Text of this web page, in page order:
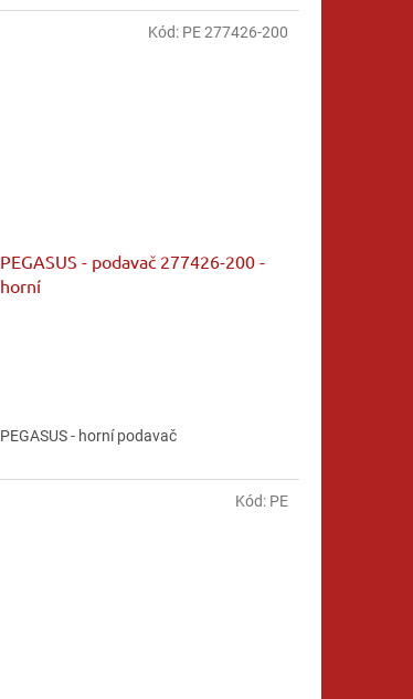
PEGASUS - podavač 277426-200 -
horní
PEGASUS - horní podavač
Kód: PE 277426-200
Kód: PE